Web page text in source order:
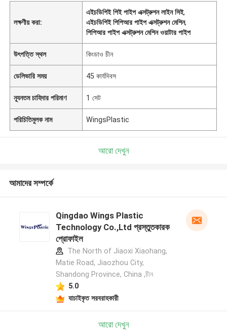
লক্ষণীয় করা:
এইচডিপিই পিই পাইপ এক্সট্রুশন লাইন সিই,
এইচডিপিই পিপিআর পাইপ এক্সট্রুশন মেশিন,
পিপিআর পাইপ এক্সট্রুশন মেশিন ওয়াটার পাইপ
উৎপত্তি স্থল কিংডাও চীন
ডেলিভারি সময় 45 কার্যদিবস
ন্যূনতম চাহিদার পরিমাণ 1 সেট
পরিচিতিমুলক নাম WingsPlastic
আরো দেখুন
আমাদের সম্পর্কে
Qingdao Wings Plastic
Technology Co.,Ltd প্রস্তুতকারক
প্রোফাইল
The North of Jiaoxi Xiaohang,
Matie Road, Jiaozhou City,
Shandong Province, China ,চীন
5.0
যাচাইকৃত সরবরাহকারী
আরো দেখুন